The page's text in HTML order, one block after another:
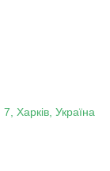
Харків, Україна